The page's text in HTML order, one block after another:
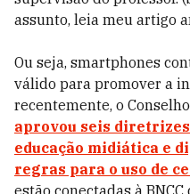
assunto, leia meu artigo
Ou seja, smartphones
válido para promover a
recentemente, o
aprovou seis
educação midiática e
regras para o uso de
estão conectadas à